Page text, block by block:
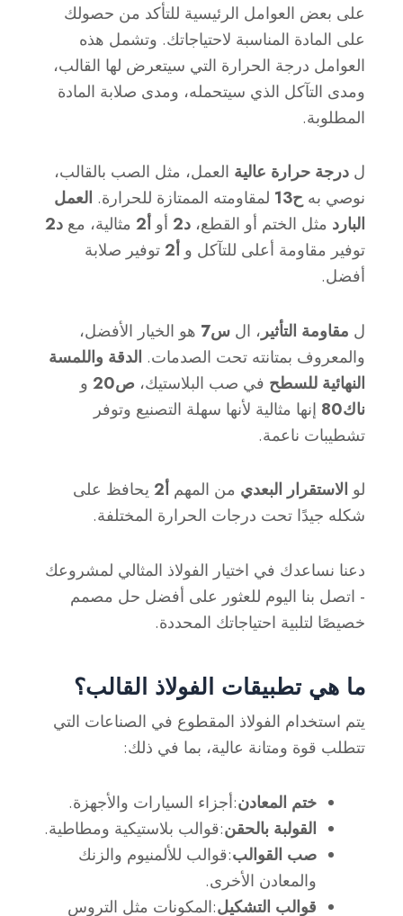
على بعض العوامل الرئيسية للتأكد من حصولك
على المادة المناسبة لاحتياجاتك. وتشمل هذه
العوامل درجة الحرارة التي سيتعرض لها القالب،
ومدى التآكل الذي سيتحمله، ومدى صلابة المادة
المطلوبة.
لدرجة حرارة عالية العمل، مثل الصب بالقالب،
نوصي بهح13 لمقاومته الممتازة للحرارة. العمل
البارد مثل الختم أو القطع،د2 أوأ2 مثالية، معد2
توفير مقاومة أعلى للتآكل وأ2
توفير صلابة
أفضل.
ل مقاومة التأثير، الس7
هو الخيار الأفضل،
والمعروف بمتانته تحت الصدمات. الدقة واللمسة
النهائية للسطح في صب البلاستيك، ص20
و
ناك80
إنها مثالية لأنها سهلة التصنيع وتوفر
تشطيبات ناعمة.
لو الاستقرار البعدي من المهمأ2
يحافظ على
شكله جيدًا تحت درجات الحرارة المختلفة.
دعنا نساعدك في اختيار الفولاذ المثالي لمشروعك
- اتصل بنا اليوم للعثور على أفضل حل مصمم
خصيصًا لتلبية احتياجاتك المحددة.
ما هي تطبيقات الفولاذ القالب؟
يتم استخدام الفولاذ المقطوع في الصناعات التي
تتطلب قوة ومتانة عالية، بما في ذلك:
ختم المعادن:أجزاء السيارات والأجهزة.
القولبة بالحقن:قوالب بلاستيكية ومطاطية.
صب القوالب:قوالب للألمنيوم والزنك
والمعادن الأخرى.
قوالب التشكيل:المكونات مثل التروس